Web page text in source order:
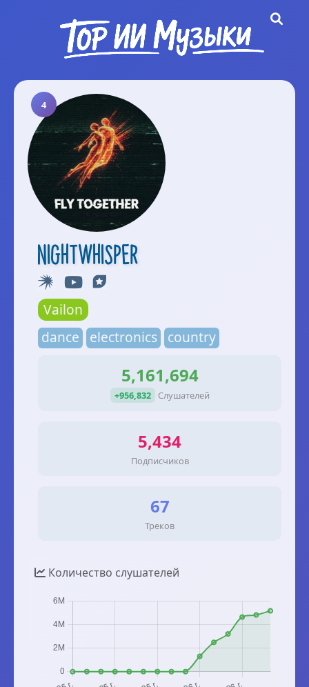
4
Nightwhisper
Vailon
dance
electronics country
5,161,694
+956,832 Слушателей
5,434
Подписчиков
67
Треков
Количество слушателей